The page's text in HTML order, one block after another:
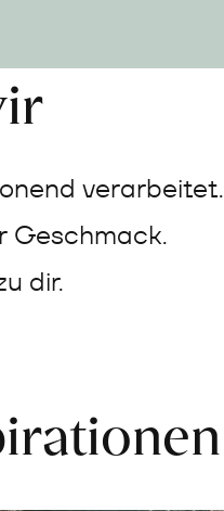
verarbeitet.
Geschmack.
dir.